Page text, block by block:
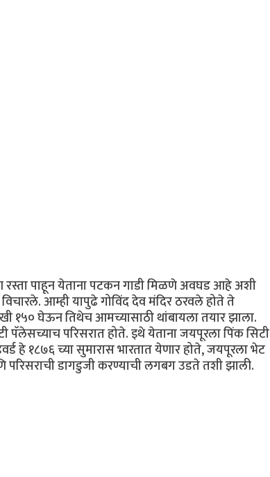
रस्ता पाहून येताना पटकन गाडी मिळणे अवघड आहे अशी
आम्ही यापुढे गोविंद देव मंदिर ठरवले होते ते
१५० घेऊन तिथेच आमच्यासाठी थांबायला तयार झाला.
पॅलेसच्याच परिसरात होते. इथे येताना जयपूरला पिंक सिटी
हे १८७६ च्या सुमारास भारतात येणार होते, जयपूरला भेट
परिसराची डागडुजी करण्याची लगबग उडते तशी झाली.